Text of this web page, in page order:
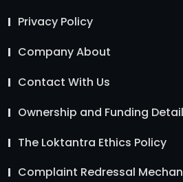
Privacy Policy
Company About
Contact With Us
Ownership and Funding
The Loktantra Ethics Policy
Complaint Redressal